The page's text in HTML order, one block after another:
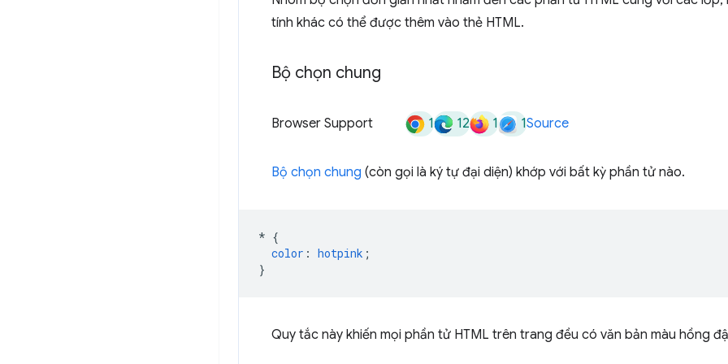
tính khác có thể được thêm vào thẻ HTML.
Bộ chọn chung
Browser Support 1 12 1 1Source
Bộ chọn chung (còn gọi là ký tự đại diện) khớp với bất kỳ phần tử nào.
* {
color : hotpink ;
}
Quy tắc này khiến mọi phần tử HTML trên trang đều có văn bản màu hồng